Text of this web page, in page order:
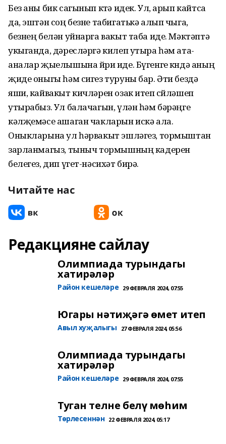
Без аны бик сагынып көтә идек. Ул, арып кайтса
да, эштән соң безне табигатькә алып чыга,
безнең белән уйнарга вакыт таба иде. Мәктәптә
укыганда, дәресләргә килеп утыра һәм ата-
аналар җыелышына йөри иде. Бүгенге көндә аның
җиде оныгы һәм сигез туруны бар. Әти бездә
яши, кайвакыт кичләрен озак итеп сөйләшеп
утырабыз. Ул балачагын, үлән һәм бәрәңге
кәлҗемәсе ашаган чакларын искә ала.
Оныкларына ул һәрвакыт эшләгез, тормыштан
зарланмагыз, тыныч тормышның кадерен
белегез, дип үгет-нәсихәт бирә.
Читайте нас
Редакцияне сайлау
Олимпиада турындагы
хатирәләр
Район кешеләре 29 ФЕВРАЛЯ 2024, 07:55
Югары нәтиҗәгә өмет итеп
Авыл хуҗалыгы 27 ФЕВРАЛЯ 2024, 05:56
Олимпиада турындагы
хатирәләр
Район кешеләре 29 ФЕВРАЛЯ 2024, 07:55
Туган телне белү мөһим
Төрлесеннән 22 ФЕВРАЛЯ 2024, 05:17